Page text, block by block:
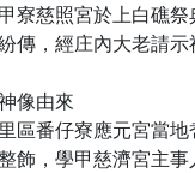
寮慈照宮於上白礁
傳，經庄內大老請
像由來
區番仔寮應元宮當
飾，學甲慈濟宮主